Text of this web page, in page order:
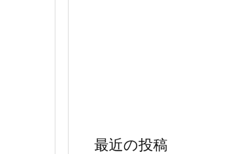
最近の投稿